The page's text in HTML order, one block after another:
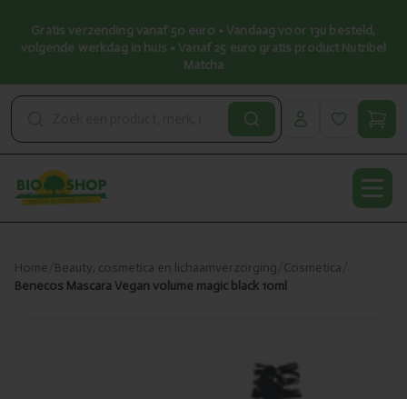
Gratis verzending vanaf 50 euro • Vandaag voor 13u besteld,
volgende werkdag in huis • Vanaf 25 euro gratis product Nutribel
Matcha
Home Beauty, cosmetica en lichaamverzorging Cosmetica
Benecos Mascara Vegan volume magic black 10ml